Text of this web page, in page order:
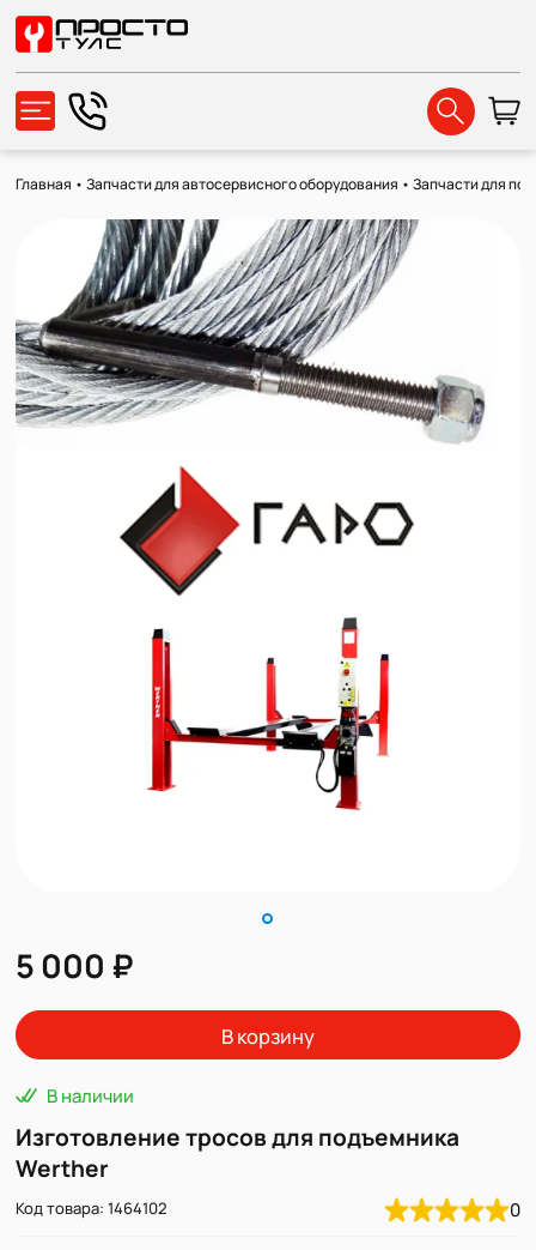
Главная •Запчасти для автосервисного оборудования •Запчасти для
5 000 ₽
В корзину
В наличии
Изготовление тросов для подъемника
Werther
Код товара: 1464102 0